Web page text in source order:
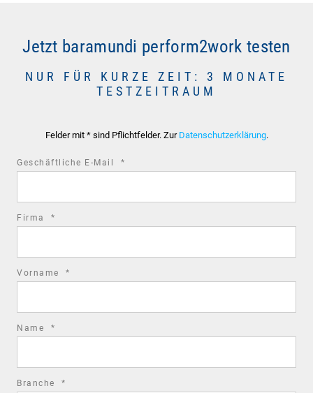
Jetzt baramundi perform2work testen
NUR FÜR KURZE ZEIT: 3 MONATE
TESTZEITRAUM
Felder mit * sind Pflichtfelder. Zur Datenschutzerklärung.
Geschäftliche E-Mail *
Firma *
Vorname *
Name *
Branche *